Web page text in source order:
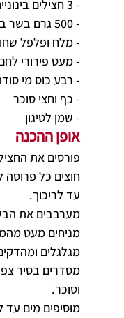
- 3 חצילים בינוניים
- 500 גרם בשר בקר טחון
- מלח ופלפל
- מעט פירורי
- רבע כוס מי
- כף וחצי סוכר
- שמן לטיגון
אופן ההכנה
פורסים את
חוצים כל פרוסה
עד לריכוך.
מערבבים את
מניחים מעט
מגלגלים
מסדרים בסיר
וסוכר.
מוסיפים מים עד